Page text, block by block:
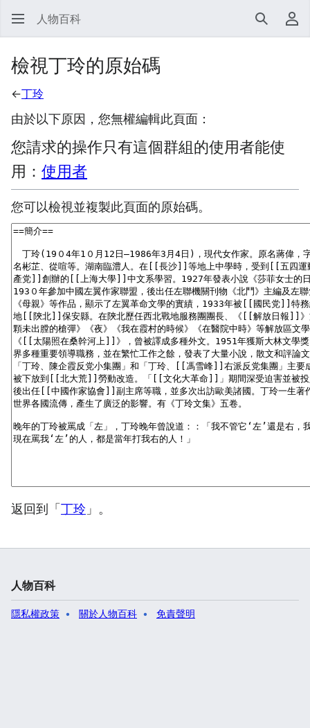
人物百科 搜尋 使
檢視丁玲的原始碼
←丁玲
由於以下原因，您無權編輯此頁面：
您請求的操作只有這個群組的使用者能使
用： 使用者
您可以檢視並複製此頁面的原始碼。
返回到「丁玲 」。
人物百科
隱私權政策 關於人物百科 免責聲明